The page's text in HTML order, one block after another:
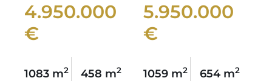
4.950.000
€
1083 m2 458 m2
5.950.000
€
1059 m2 654 m2